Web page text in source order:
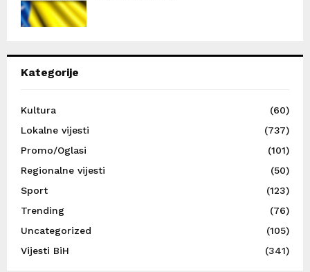
Kategorije
Kultura
(60)
Lokalne vijesti
(737)
Promo/Oglasi
(101)
Regionalne vijesti
(50)
Sport
(123)
Trending
(76)
Uncategorized
(105)
Vijesti BiH
(341)